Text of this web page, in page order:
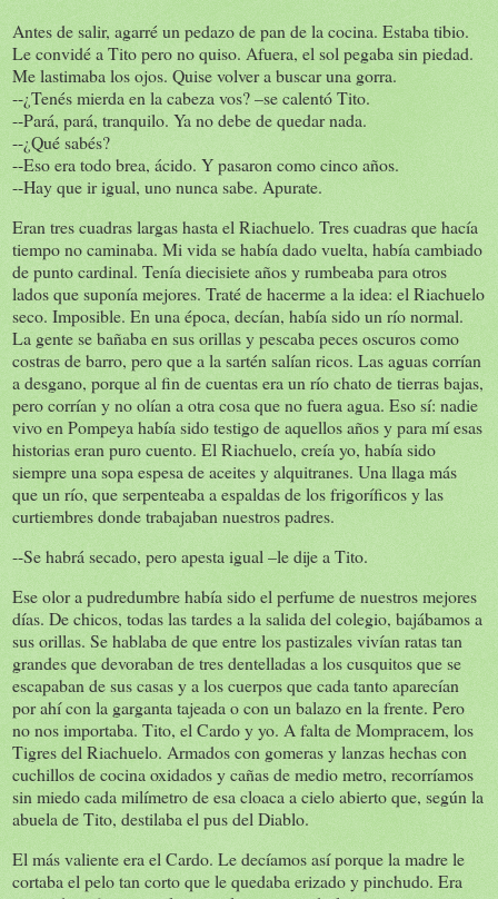
Antes de salir, agarré un pedazo de pan de la cocina. Estaba tibio.
Le convidé a Tito pero no quiso. Afuera, el sol pegaba sin piedad.
Me lastimaba los ojos. Quise volver a buscar una gorra.
--¿Tenés mierda en la cabeza vos? –se calentó Tito.
--Pará, pará, tranquilo. Ya no debe de quedar nada.
--¿Qué sabés?
--Eso era todo brea, ácido. Y pasaron como cinco años.
--Hay que ir igual, uno nunca sabe. Apurate.
Eran tres cuadras largas hasta el Riachuelo. Tres cuadras que hacía
tiempo no caminaba. Mi vida se había dado vuelta, había cambiado
de punto cardinal. Tenía diecisiete años y rumbeaba para otros
lados que suponía mejores. Traté de hacerme a la idea: el Riachuelo
seco. Imposible. En una época, decían, había sido un río normal.
La gente se bañaba en sus orillas y pescaba peces oscuros como
costras de barro, pero que a la sartén salían ricos. Las aguas corrían
a desgano, porque al fin de cuentas era un río chato de tierras bajas,
pero corrían y no olían a otra cosa que no fuera agua. Eso sí: nadie
vivo en Pompeya había sido testigo de aquellos años y para mí esas
historias eran puro cuento. El Riachuelo, creía yo, había sido
siempre una sopa espesa de aceites y alquitranes. Una llaga más
que un río, que serpenteaba a espaldas de los frigoríficos y las
curtiembres donde trabajaban nuestros padres.
--Se habrá secado, pero apesta igual –le dije a Tito.
Ese olor a pudredumbre había sido el perfume de nuestros mejores
días. De chicos, todas las tardes a la salida del colegio, bajábamos a
sus orillas. Se hablaba de que entre los pastizales vivían ratas tan
grandes que devoraban de tres dentelladas a los cusquitos que se
escapaban de sus casas y a los cuerpos que cada tanto aparecían
por ahí con la garganta tajeada o con un balazo en la frente. Pero
no nos importaba. Tito, el Cardo y yo. A falta de Mompracem, los
Tigres del Riachuelo. Armados con gomeras y lanzas hechas con
cuchillos de cocina oxidados y cañas de medio metro, recorríamos
sin miedo cada milímetro de esa cloaca a cielo abierto que, según la
abuela de Tito, destilaba el pus del Diablo.
El más valiente era el Cardo. Le decíamos así porque la madre le
cortaba el pelo tan corto que le quedaba erizado y pinchudo. Era